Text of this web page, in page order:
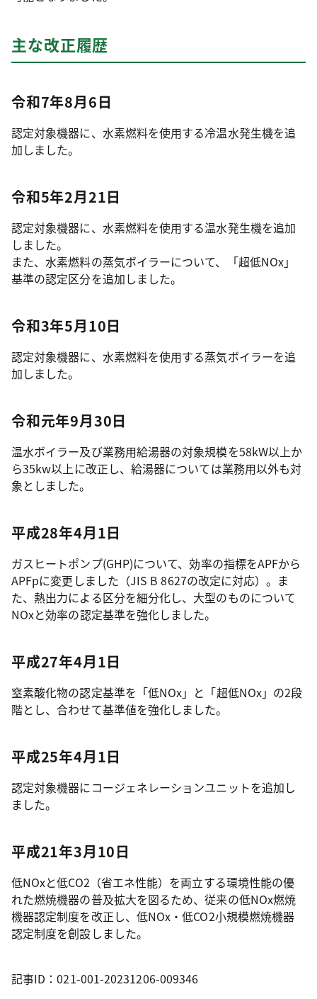
主な改正履歴
令和7年8月6日
認定対象機器に、水素燃料を使用する冷温水発生機を追
加しました。
令和5年2月21日
認定対象機器に、水素燃料を使用する温水発生機を追加
しました。
また、水素燃料の蒸気ボイラーについて、「超低NOx」
基準の認定区分を追加しました。
令和3年5月10日
認定対象機器に、水素燃料を使用する蒸気ボイラーを追
加しました。
令和元年9月30日
温水ボイラー及び業務用給湯器の対象規模を58kW以上か
ら35kw以上に改正し、給湯器については業務用以外も対
象としました。
平成28年4月1日
ガスヒートポンプ(GHP)について、効率の指標をAPFから
APFpに変更しました（JIS B 8627の改定に対応）。ま
た、熱出力による区分を細分化し、大型のものについて
NOxと効率の認定基準を強化しました。
平成27年4月1日
窒素酸化物の認定基準を「低NOx」と「超低NOx」の2段
階とし、合わせて基準値を強化しました。
平成25年4月1日
認定対象機器にコージェネレーションユニットを追加し
ました。
平成21年3月10日
低NOxと低CO2（省エネ性能）を両立する環境性能の優
れた燃焼機器の普及拡大を図るため、従来の低NOx燃焼
機器認定制度を改正し、低NOx・低CO2小規模燃焼機器
認定制度を創設しました。
記事ID：021-001-20231206-009346